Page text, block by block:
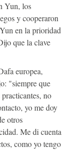
Yun, los
y cooperaron
en la prioridad
que la clave
europea,
"siempre que
no
yo me doy
otros
Me di cuenta
como yo tengo